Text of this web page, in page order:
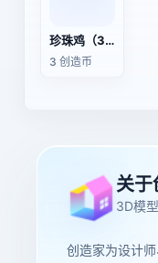
珍珠鸡（3D动画模型）
3 创造币
关于
3D模
创造家为设计